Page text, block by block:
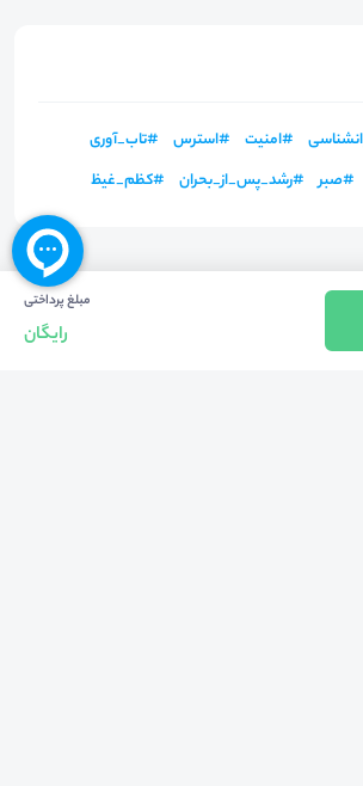
#امنیت #استرس #تاب_آوری
#صبر #رشد_پس_از_بحران #کظم_غیظ
مبلغ پرداختی
رایگان